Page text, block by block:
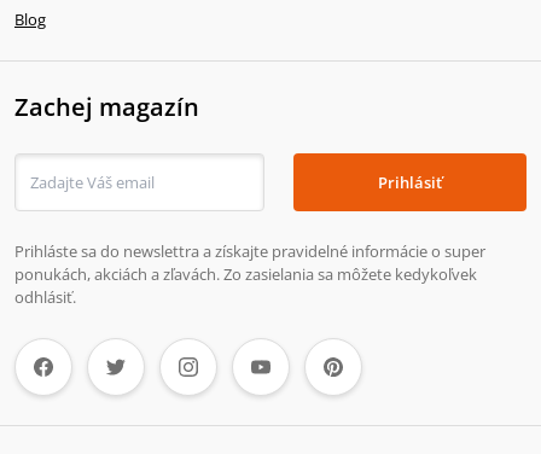
Blog
Zachej magazín
Prihlásiť
Prihláste sa do newslettra a získajte pravidelné informácie o super
ponukách, akciách a zľavách. Zo zasielania sa môžete kedykoľvek
odhlásiť.